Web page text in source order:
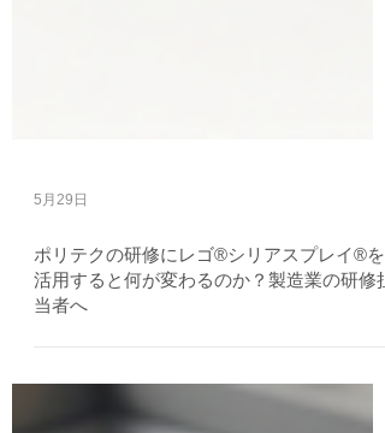
ポリテクの研修にレゴ®シリアスプレイ®を
活用すると何が変わるのか？製造業の研修担